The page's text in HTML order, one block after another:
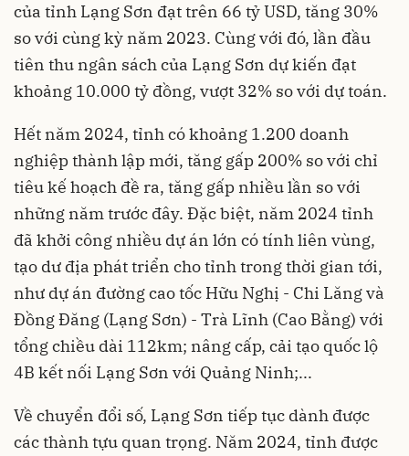
của tỉnh Lạng Sơn đạt trên 66 tỷ USD, tăng 30%
so với cùng kỳ năm 2023. Cùng với đó, lần đầu
tiên thu ngân sách của Lạng Sơn dự kiến đạt
khoảng 10.000 tỷ đồng, vượt 32% so với dự toán.
Hết năm 2024, tỉnh có khoảng 1.200 doanh
nghiệp thành lập mới, tăng gấp 200% so với chỉ
tiêu kế hoạch đề ra, tăng gấp nhiều lần so với
những năm trước đây. Đặc biệt, năm 2024 tỉnh
đã khởi công nhiều dự án lớn có tính liên vùng,
tạo dư địa phát triển cho tỉnh trong thời gian tới,
như dự án đường cao tốc Hữu Nghị - Chi Lăng và
Đồng Đăng (Lạng Sơn) - Trà Lĩnh (Cao Bằng) với
tổng chiều dài 112km; nâng cấp, cải tạo quốc lộ
4B kết nối Lạng Sơn với Quảng Ninh;...
Về chuyển đổi số, Lạng Sơn tiếp tục dành được
các thành tựu quan trọng. Năm 2024, tỉnh được